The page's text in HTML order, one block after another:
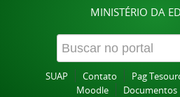
MINISTÉRIO DA
SUAP Contato Pag
Moodle
Documentos